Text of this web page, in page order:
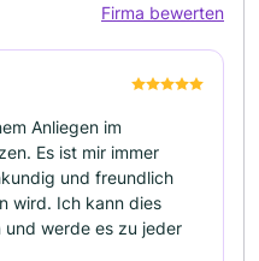
Firma bewerten
Anliegen im
Es ist mir immer
und freundlich
wird. Ich kann dies
werde es zu jeder